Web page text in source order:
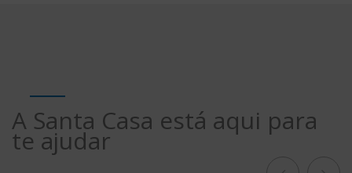
A Santa Casa está aqui para
te ajudar